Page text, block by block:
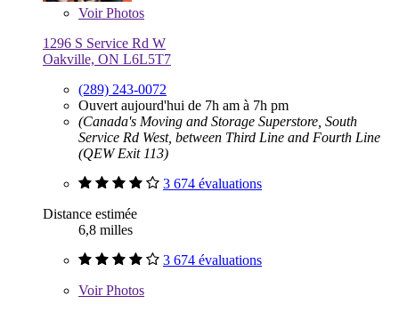
VoirPhotos
1296 S Service Rd W
Oakville, ON L6L5T7
(289) 243-0072
Ouvert aujourd'hui de 7h am à 7h pm
(Canada's Moving and Storage Superstore, South
Service Rd West, between Third Line and Fourth Line
(QEW Exit 113)
3 674 évaluations
Distance estimée
6,8 milles
3 674 évaluations
VoirPhotos